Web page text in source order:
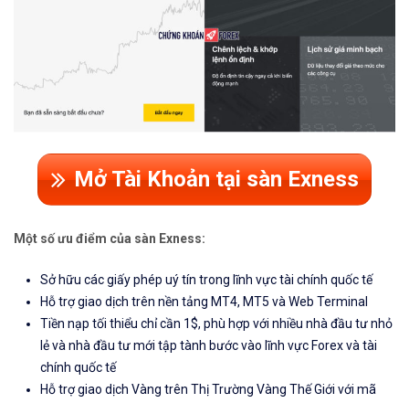
Mở Tài Khoản tại sàn Exness
Một số ưu điểm của sàn Exness:
Sở hữu các giấy phép uý tín trong lĩnh vực tài chính quốc tế
Hỗ trợ giao dịch trên nền tảng MT4, MT5 và Web Terminal
Tiền nạp tối thiểu chỉ cần 1$, phù hợp với nhiều nhà đầu tư nhỏ
lẻ và nhà đầu tư mới tập tành bước vào lĩnh vực Forex và tài
chính quốc tế
Hỗ trợ giao dịch Vàng trên Thị Trường Vàng Thế Giới với mã